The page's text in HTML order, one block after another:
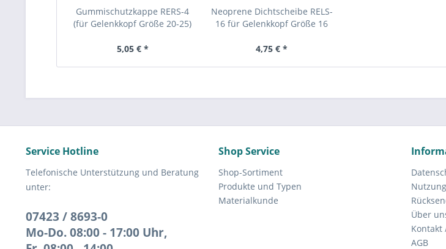
Gummischutzkappe RERS-4
(für Gelenkkopf Größe 20-25)
5,05 € *
Neoprene Dichtscheibe RELS-
16 für Gelenkkopf Größe 16
4,75 € *
Service Hotline
Telefonische Unterstützung und Beratung
unter:
07423 / 8693-0
Mo-Do. 08:00 - 17:00 Uhr,
Shop Service
Shop-Sortiment
Produkte und Typen
Materialkunde
Über
Kontakt
AGB